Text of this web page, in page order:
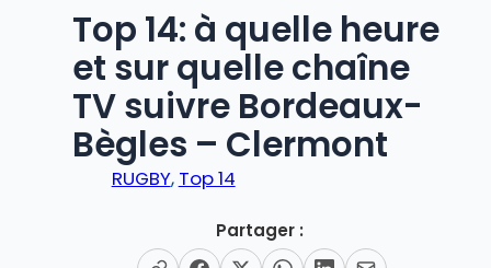
Top 14: à quelle heure
et sur quelle chaîne
TV suivre Bordeaux-
Bègles – Clermont
RUGBY, Top 14
Partager :